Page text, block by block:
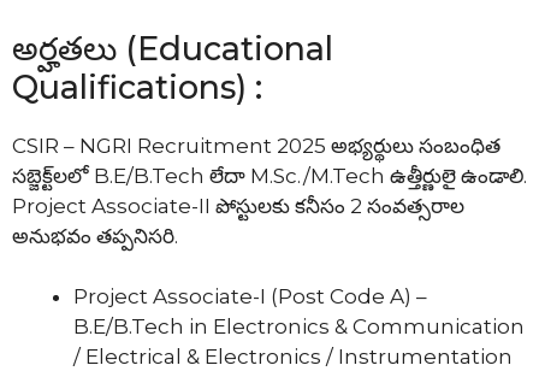
అర్హతలు (Educational
Qualifications) :
CSIR – NGRI Recruitment 2025 అభ్యర్థులు సంబంధిత
సబ్జెక్ట్‌లలో B.E/B.Tech లేదా M.Sc./M.Tech ఉత్తీర్ణులై ఉండాలి.
Project Associate-II పోస్టులకు కనీసం 2 సంవత్సరాల
అనుభవం తప్పనిసరి.
Project Associate-I (Post Code A) –
B.E/B.Tech in Electronics & Communication
/ Electrical & Electronics / Instrumentation